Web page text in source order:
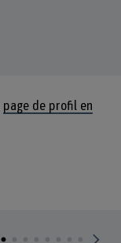
page de profil en